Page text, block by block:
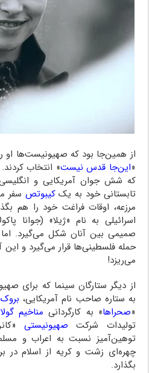
از همین‌جا بود که صهیونیست‌ها او
«این‌جا قدس نیست» انتخاب
که شش جوان آمریکایی و انگلیسی
تابستانی خود به یککیبوتص سفر
مرزعه، اوقات فراغت خود را هم
اسرائیلی به نام «ژیلا» (جوانا
صمیمی بین آنان شکل می‌گیرد.
حمله فلسطینی‌ها قرار می‌گیرد و
می‌ریزد!
از دیگر ستارگان سینما که برای
به ستاره صاحب نام آمریکایی،
«صحراها» به کارگردانی مناخیم
تولیدات شرکت صهیونیستی
توهین‌آمیز نسبت به اعراب و
چهره‌ای زشت و کریه از اسلام در
بگذارد.